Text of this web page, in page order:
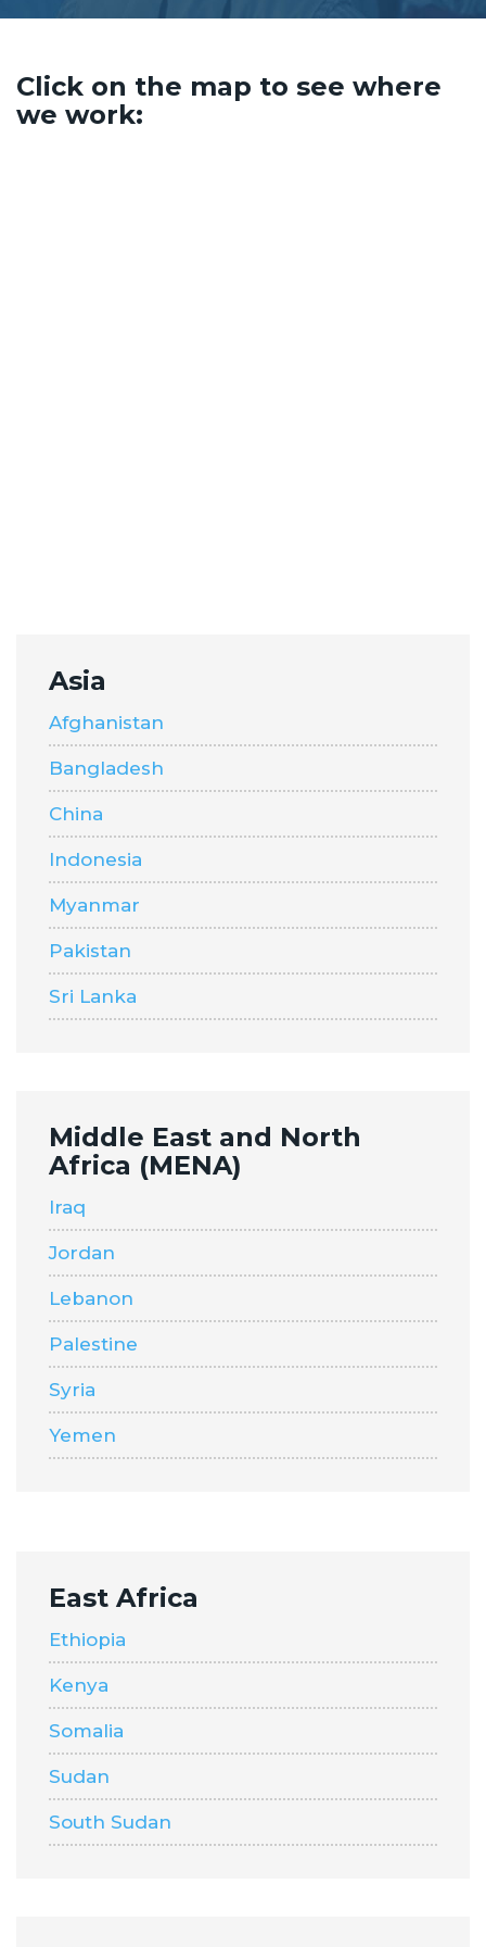
Click on the map to see where
we work:
Asia
Afghanistan
Bangladesh
China
Indonesia
Myanmar
Pakistan
Sri Lanka
Middle East and North
Africa (MENA)
Iraq
Jordan
Lebanon
Palestine
Syria
Yemen
East Africa
Ethiopia
Kenya
Somalia
Sudan
South Sudan